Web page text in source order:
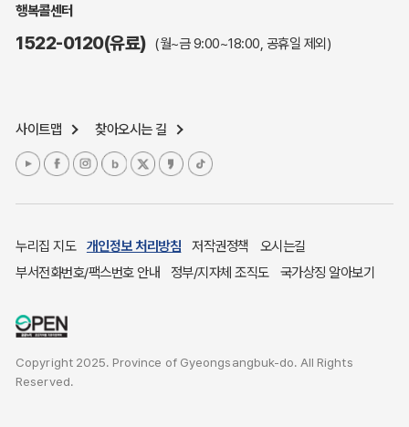
업무추진비 공개
주민참여예산제도
여성복지
장애인 복지시책
귀농귀촌종합지원센터
부동산중개보수 안내
행복콜센터
1522-0120(유료) (월~금 9:00~18:00, 공휴일 제외)
사이트맵 찾아오시는 길
누리집 지도 개인정보 처리방침 저작권정책
오시는길
부서전화번호/팩스번호 안내
정부/지자체 조직도 국가상징 알아보기
Copyright 2025. Province of Gyeongsangbuk-do. All Rights
Reserved.